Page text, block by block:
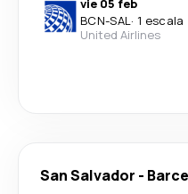
vie 05 feb
BCN-SAL· 1 escala
United Airlines
San Salvador -